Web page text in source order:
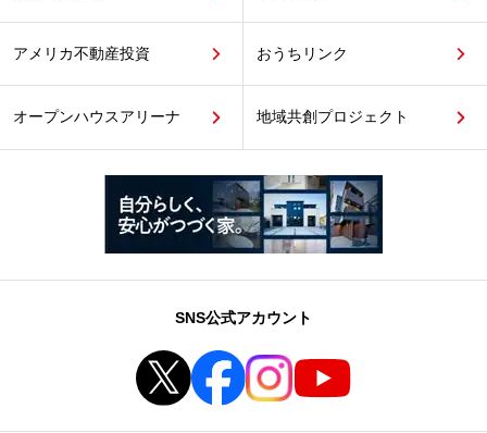
アメリカ不動産投資 おうちリンク
オープンハウスアリーナ 地域共創プロジェクト
SNS公式アカウント